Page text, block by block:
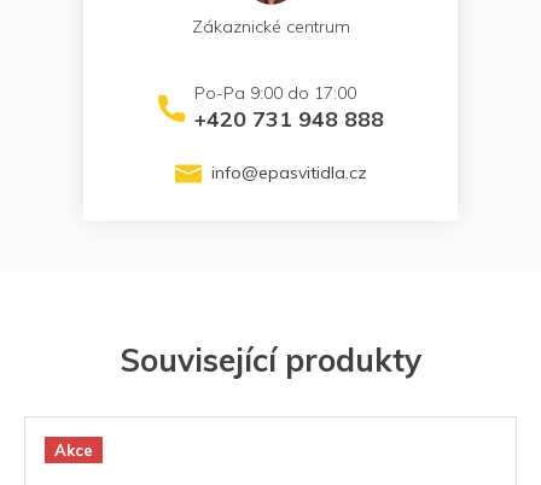
Související produkty
Akce
Zákaznické centrum
+420 731 948 888
info@epasvitidla.cz